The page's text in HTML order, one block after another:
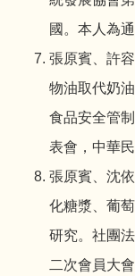
國。本人為通
張原賓、許容
物油取代奶
食品安全管
表會，中華
張原賓、沈依
化糖漿、葡
研究。社團
二次會員大